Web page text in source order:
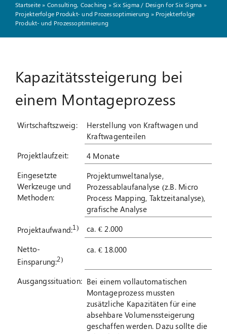
Über uns
Blog
nach:
Startseite» Consulting, Coaching »Six Sigma / Design for Six Sigma »
Projekterfolge Produkt- und Prozessoptimierung » Projekterfolge
Produkt- und Prozessoptimierung
Kapazitätssteigerung bei
einem Montageprozess
Wirtschaftszweig:
Herstellung von Kraftwagen und
Kraftwagenteilen
Projektlaufzeit:
4 Monate
Eingesetzte
Werkzeuge und
Methoden:
Projektumweltanalyse,
Prozessablaufanalyse (z.B. Micro
Process Mapping, Taktzeitanalyse),
grafische Analyse
Projektaufwand:1)
ca. € 2.000
Netto-
Einsparung:2)
ca. € 18.000
Ausgangssituation: Bei einem vollautomatischen
Montageprozess mussten
zusätzliche Kapazitäten für eine
absehbare Volumenssteigerung
geschaffen werden. Dazu sollte die